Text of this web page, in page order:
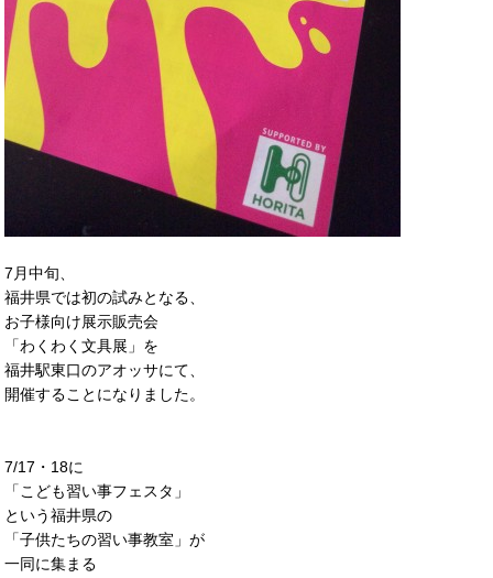
7月中旬、
福井県では初の試みとなる、
お子様向け展示販売会
「わくわく文具展」を
福井駅東口のアオッサにて、
開催することになりました。
7/17・18に
「こども習い事フェスタ」
という福井県の
「子供たちの習い事教室」が
一同に集まる